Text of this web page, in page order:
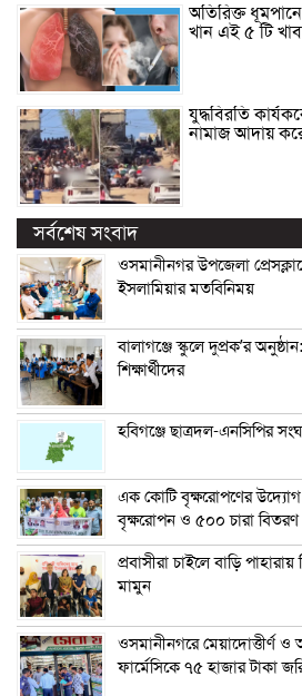
অতিরিক্ত
খান এই ৫ টি
যুদ্ধবিরতি
নামাজ আদায়
সর্বশেষ সংবাদ
ওসমানীনগর উপজেলা
ইসলামিয়ার মতবিনিময়
বালাগঞ্জে স্কুলে দুপ্রক’র
শিক্ষার্থীদের
হবিগঞ্জে ছাত্রদল-এনসিপির
এক কোটি বৃক্ষরোপণের উদ্যোগ
বৃক্ষরোপন ও ৫০০ চারা বিতরণ
প্রবাসীরা চাইলে বাড়ি
মামুন
ওসমানীনগরে মেয়াদোত্তীর্ণ ও
ফার্মেসিকে ৭৫ হাজার টাকা